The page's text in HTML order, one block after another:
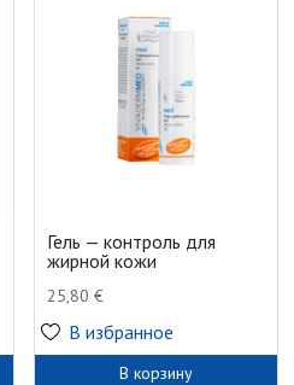
Гель — контроль для
жирной кожи
25,80€
В избранное
В корзину